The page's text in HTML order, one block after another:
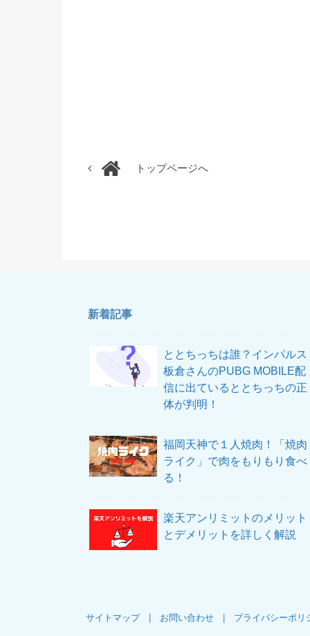
トップページへ
新着記事
ととちっちは誰？インパルス
板倉さんのPUBG MOBILE配
信に出ているととちっちの正
体が判明！
福岡天神で１人焼肉！「焼肉
ライク」で肉をもりもり食べ
る！
楽天アンリミットのメリット
とデメリットを詳しく解説
サイトマップ お問い合わせ プライバシーポリ